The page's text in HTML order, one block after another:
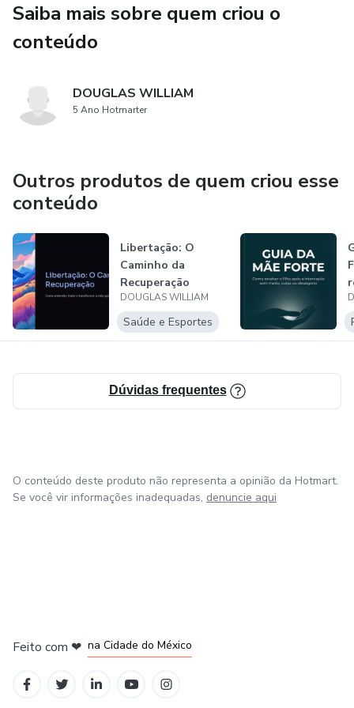
Saiba mais sobre quem criou o
conteúdo
DOUGLAS WILLIAM
5 Ano Hotmarter
Outros produtos de quem criou esse
conteúdo
Libertação: O
Caminho da
Recuperação
DOUGLAS WILLIAM
Saúde e Esportes
Dúvidas frequentes
O conteúdo deste produto não representa a opinião da Hotmart.
Se você vir informações inadequadas, denuncie aqui
Feito com ❤ na Cidade do México